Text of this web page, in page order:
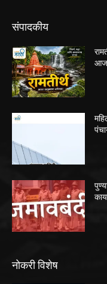
संपादकीय
नोकरी विशेष